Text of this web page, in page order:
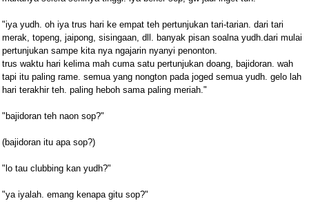
"iya yudh. oh iya trus hari ke empat teh pertunjukan tari-tarian. dari tari
merak, topeng, jaipong, sisingaan, dll. banyak pisan soalna yudh.dari mulai
pertunjukan sampe kita nya ngajarin nyanyi penonton.
trus waktu hari kelima mah cuma satu pertunjukan doang, bajidoran. wah
tapi itu paling rame. semua yang nongton pada joged semua yudh. gelo lah
hari terakhir teh. paling heboh sama paling meriah."
"bajidoran teh naon sop?"
(bajidoran itu apa sop?)
"lo tau clubbing kan yudh?"
"ya iyalah. emang kenapa gitu sop?"